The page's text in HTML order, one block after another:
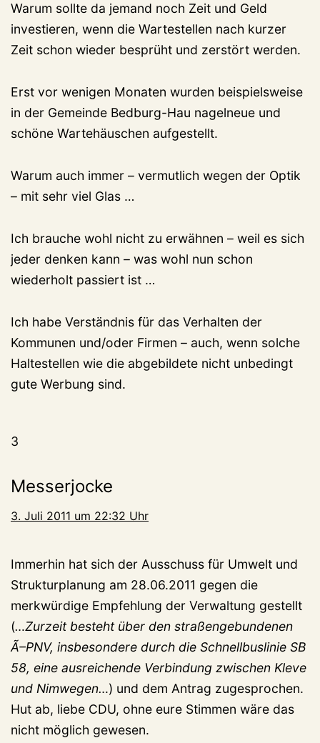
Warum sollte da jemand noch Zeit und Geld
investieren, wenn die Wartestellen nach kurzer
Zeit schon wieder besprüht und zerstört werden.
Erst vor wenigen Monaten wurden beispielsweise
in der Gemeinde Bedburg-Hau nagelneue und
schöne Wartehäuschen aufgestellt.
Warum auch immer – vermutlich wegen der Optik
– mit sehr viel Glas …
Ich brauche wohl nicht zu erwähnen – weil es sich
jeder denken kann – was wohl nun schon
wiederholt passiert ist …
Ich habe Verständnis für das Verhalten der
Kommunen und/oder Firmen – auch, wenn solche
Haltestellen wie die abgebildete nicht unbedingt
gute Werbung sind.
3
Messerjocke
3. Juli 2011 um 22:32 Uhr
Immerhin hat sich der Ausschuss für Umwelt und
Strukturplanung am 28.06.2011 gegen die
merkwürdige Empfehlung der Verwaltung gestellt
(…Zurzeit besteht über den straßengebundenen
Ã–PNV, insbesondere durch die Schnellbuslinie SB
58, eine ausreichende Verbindung zwischen Kleve
und Nimwegen…) und dem Antrag zugesprochen.
Hut ab, liebe CDU, ohne eure Stimmen wäre das
nicht möglich gewesen.